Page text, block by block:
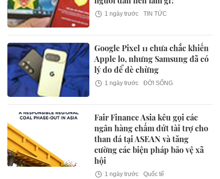
1 ngày trước TIN TỨC
Google Pixel 11 chưa chắc khiến
Apple lo, nhưng Samsung đã có
lý do để dè chừng
1 ngày trước ĐỜI SỐNG
Fair Finance Asia kêu gọi các
ngân hàng chấm dứt tài trợ cho
than đá tại ASEAN và tăng
cường các biện pháp bảo vệ xã
hội
1 ngày trước Quốc tế